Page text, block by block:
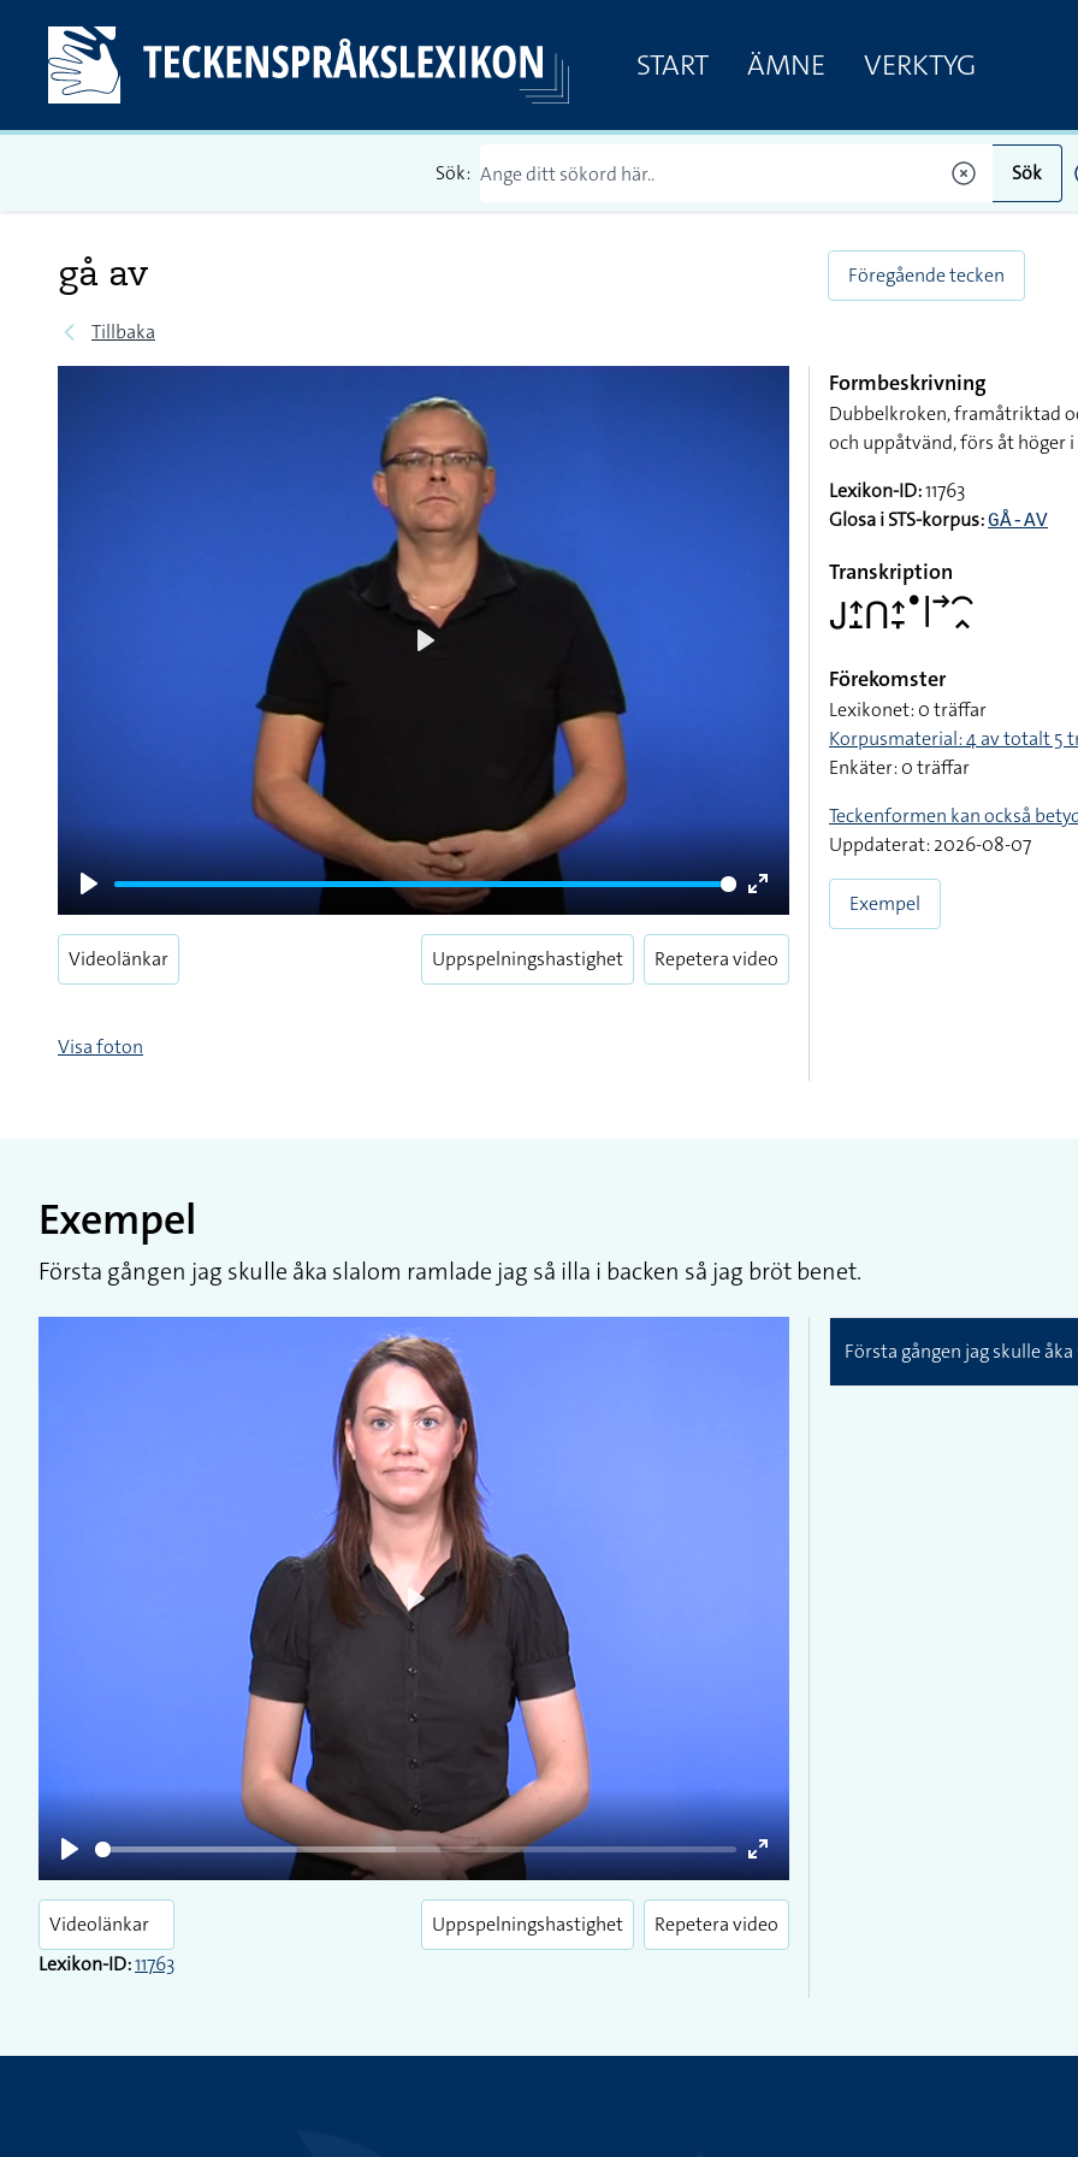
START ÄMNE VERKTYG
Sök: Sök
gå av
Tillbaka
Föregående tecken
Play
Enter
fullscreen
Videolänkar Uppspelningshastighet Repetera video
Visa foton
Formbeskrivning
Dubbelkroken, framåtriktad
och uppåtvänd, förs åt höger
Lexikon-ID:11763
Glosa i STS-korpus:GÅ-AV
Transkription
􌤢􌤴􌤸􌤽􌤴􌥙􌤟􌥼􌥣􌥯􌥿
Förekomster
Lexikonet: 0 träffar
Korpusmaterial: 4 av totalt 5
Enkäter: 0 träffar
Teckenformen kan också
Uppdaterat: 2026-08-07
Exempel
Exempel
Första gången jag skulle åka slalom ramlade jag så illa i backen så jag bröt benet.
Play
Enter
fullscreen
Play
Videolänkar
Lexikon-ID:11763
Uppspelningshastighet Repetera video
Första gången jag skulle